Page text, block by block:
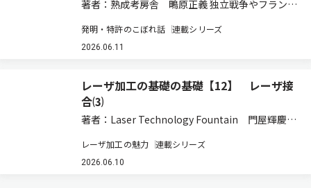
著者：熟成考房舎 鴫原正義 独立戦争やフランス
まな形での交流の場を作ることができます。しか
し、インターネットのような技術が生まれる前は
発明・特許のこぼれ話 連載シリーズ
2026.06.11
レーザ加工の基礎の基礎【12】 レーザ接
合⑶
著者：Laser Technology Fountain 門屋輝慶
と深さは，溶接断面を表すものであり，溶接断面
は溶接継手部の強さを決定する。この理由によっ
レーザ加工の魅力 連載シリーズ
2026.06.10